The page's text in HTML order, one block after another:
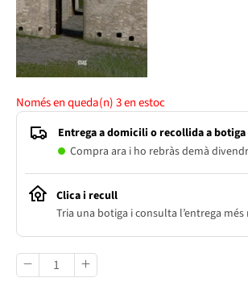
Només en queda(n)3en estoc
Entrega a domicili o recollida a botiga
Compra ara i ho rebràs demà
Clica i recull
Tria una botiga i consulta l’entrega més